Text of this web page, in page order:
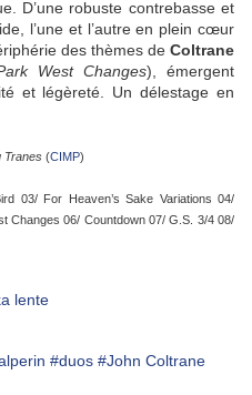
D’une robuste contrebasse et
l’une et l’autre en plein cœur
des thèmes deColtrane
West Changes), émergent
et légèreté. Un délestage en
Tranes (CIMP)
03/ For Heaven’s Sake Variations 04/
Changes 06/ Countdown 07/ G.S. 3/4 08/
#duos #John Coltrane